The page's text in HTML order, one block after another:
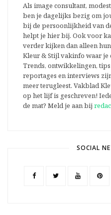
Als image consultant,
ben je dagelijks bezig om
bij de persoonlijkheid van
helpt je hier bij. Ook voor
verder kijken dan alleen
Kleur & Stijl vakinfo waar je
Trends, ontwikkelingen,
reportages en interviews
meer terugleest. Vakblad
op het lijf is geschreven!
de mat? Meld je aan bij
SOCIAL